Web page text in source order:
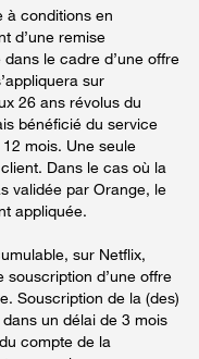
à conditions en
d’une remise
le cadre d’une offre
sur
26 ans révolus du
bénéficié du service
mois. Une seule
Dans le cas où la
validée par Orange, le
appliquée.
sur Netflix,
souscription d’une offre
Souscription de la (des)
un délai de 3 mois
compte de la